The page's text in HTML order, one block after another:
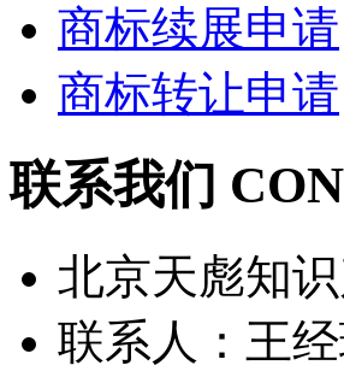
商标续展申请
商标转让申请
联系我们
北京天彪知
联系人：王